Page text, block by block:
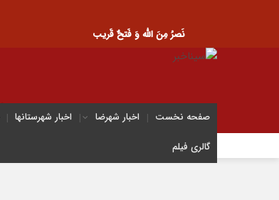
نَصرُ مِنَ الله وَ فَتحٌ قَریب
صفحه نخست اخبار شهرضا اخبار شهرستانها
گالری فیلم